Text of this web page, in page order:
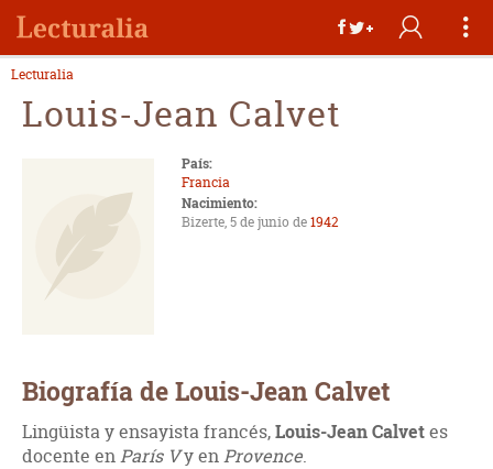
Lecturalia
Louis-Jean Calvet
País:
Francia
Nacimiento:
Bizerte, 5 de junio de1942
Biografía de Louis-Jean Calvet
Lingüista y ensayista francés,Louis-Jean Calvetes
docente enParís Vy enProvence.